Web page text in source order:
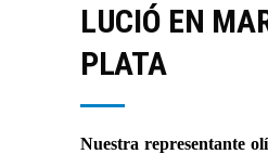
LUCIÓ EN
PLATA
Nuestra representante